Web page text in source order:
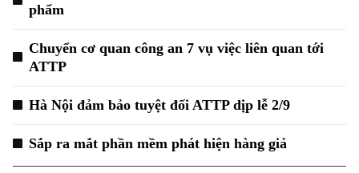
phẩm
Chuyển cơ quan công an 7 vụ việc liên quan tới
ATTP
Hà Nội đảm bảo tuyệt đối ATTP dịp lễ 2/9
Sắp ra mắt phần mềm phát hiện hàng giả